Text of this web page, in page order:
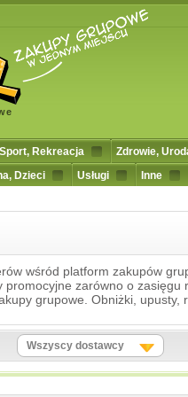
Sport, Rekreacja
Zdrowie,
Dzieci Usługi Inne
wśród platform zakupów
promocyjne zarówno o zasięgu
grupowe. Obniżki, upusty,
Wszyscy dostawcy